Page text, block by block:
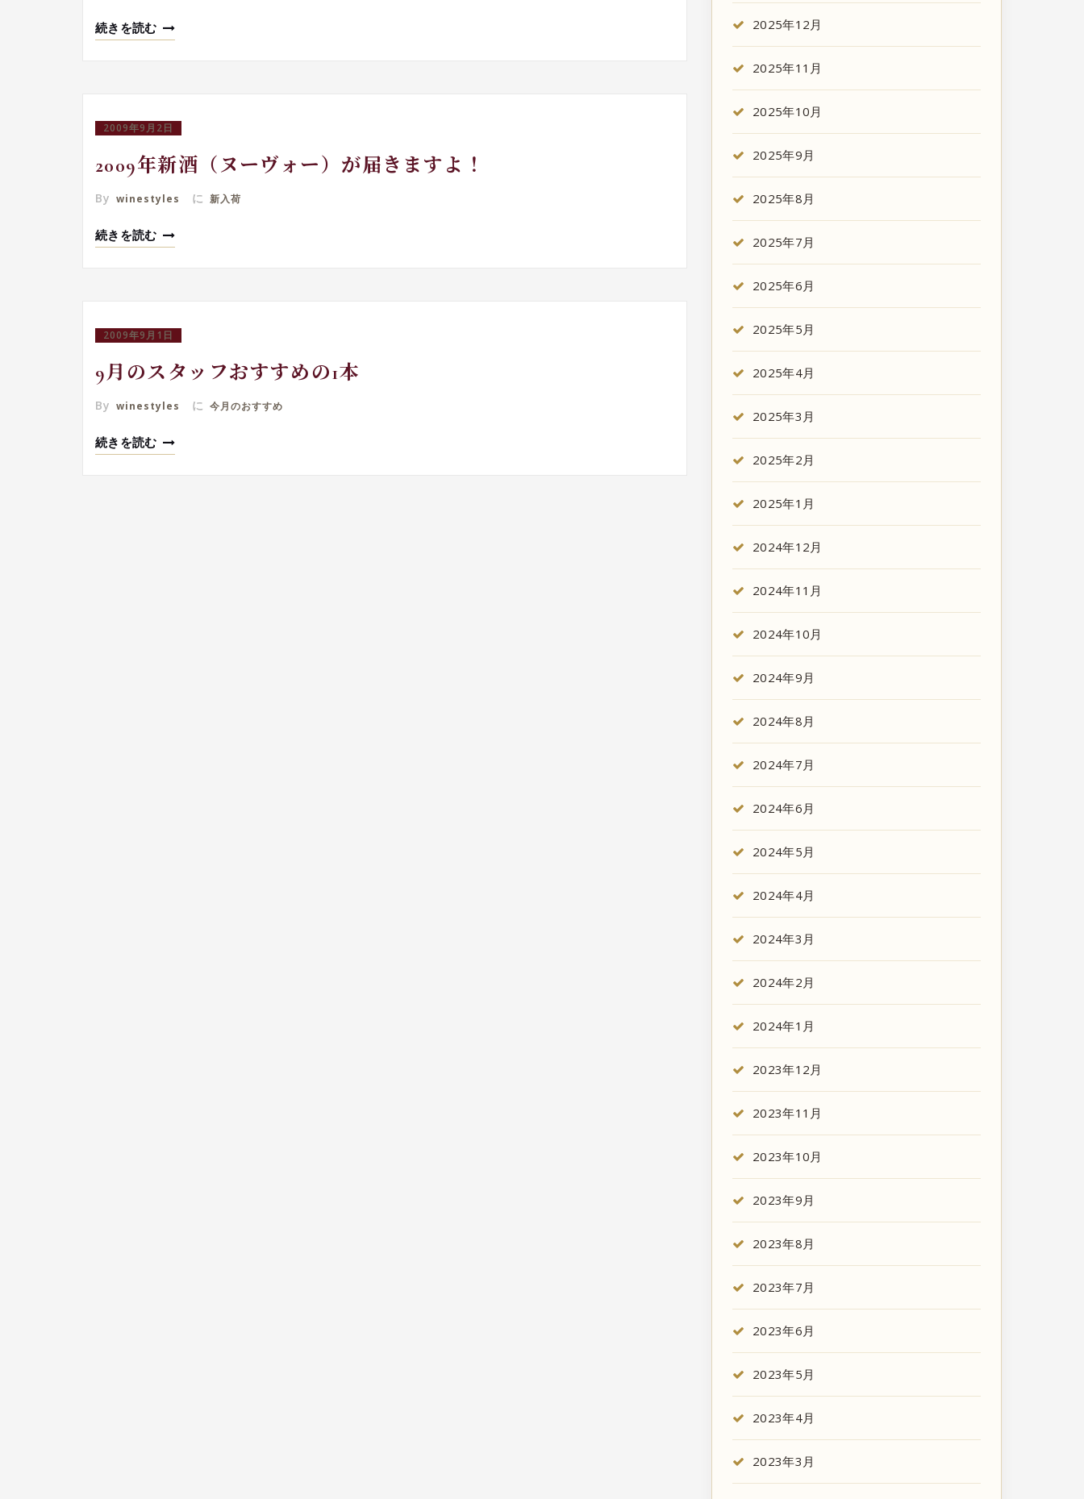
続きを読む
2009年9月2日
2009年新酒（ヌーヴォー）が届きますよ！
By winestyles に 新入荷
続きを読む
2009年9月1日
9月のスタッフおすすめの1本
By winestyles に 今月のおすすめ
続きを読む
2025年12月
2025年11月
2025年10月
2025年9月
2025年8月
2025年7月
2025年6月
2025年5月
2025年4月
2025年3月
2025年2月
2025年1月
2024年12月
2024年11月
2024年10月
2024年9月
2024年8月
2024年7月
2024年6月
2024年5月
2024年4月
2024年3月
2024年2月
2024年1月
2023年12月
2023年11月
2023年10月
2023年9月
2023年8月
2023年7月
2023年6月
2023年5月
2023年4月
2023年3月